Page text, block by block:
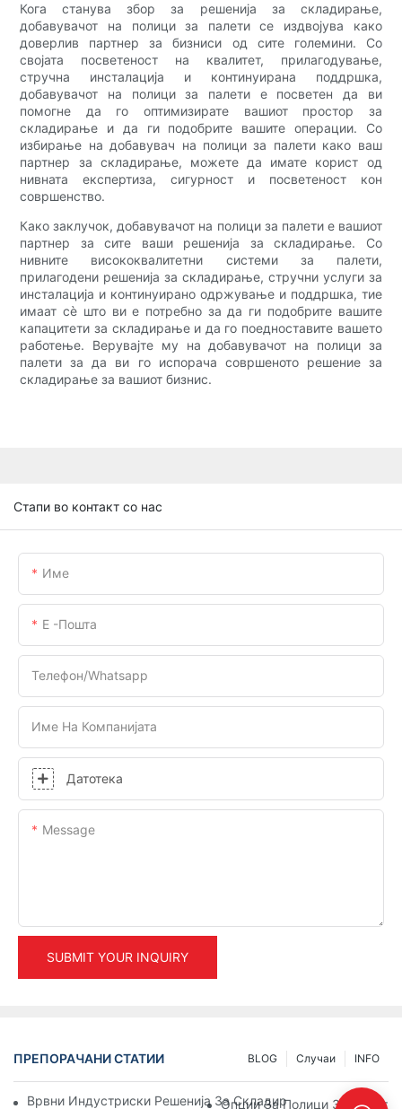
Кога станува збор за решенија за складирање,
добавувачот на полици за палети се издвојува како
доверлив партнер за бизниси од сите големини. Со
својата посветеност на квалитет, прилагодување,
стручна инсталација и континуирана поддршка,
добавувачот на полици за палети е посветен да ви
помогне да го оптимизирате вашиот простор за
складирање и да ги подобрите вашите операции. Со
избирање на добавувач на полици за палети како ваш
партнер за складирање, можете да имате корист од
нивната експертиза, сигурност и посветеност кон
совршенство.
Како заклучок, добавувачот на полици за палети е вашиот
партнер за сите ваши решенија за складирање. Со
нивните висококвалитетни системи за палети,
прилагодени решенија за складирање, стручни услуги за
инсталација и континуирано одржување и поддршка, тие
имаат сè што ви е потребно за да ги подобрите вашите
капацитети за складирање и да го поедноставите вашето
работење. Верувајте му на добавувачот на полици за
палети за да ви го испорача совршеното решение за
складирање за вашиот бизнис.
Стапи во контакт со нас
Име
Е -пошта
Телефон/whatsapp
Име На Компанијата
Датотека
Message
SUBMIT YOUR INQUIRY
ПРЕПОРАЧАНИ СТАТИИ INFO
Случаи
BLOG
Врвни Индустриски Решенија За Складирање За
Опции За Полици За